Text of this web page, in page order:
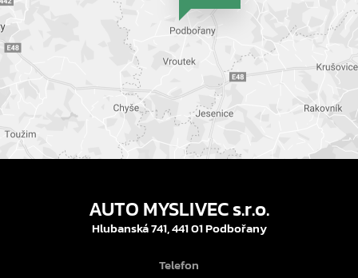
AUTO MYSLIVEC s.r.o.
Hlubanská 741, 441 01 Podbořany
Telefon